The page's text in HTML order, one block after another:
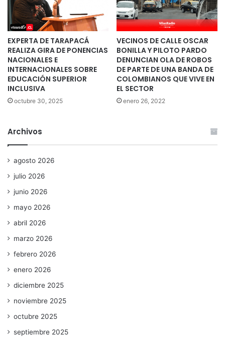
EXPERTA DE TARAPACÁ
REALIZA GIRA DE PONENCIAS
NACIONALES E
INTERNACIONALES SOBRE
EDUCACIÓN SUPERIOR
INCLUSIVA
octubre 30, 2025
VECINOS DE CALLE OSCAR
BONILLA Y PILOTO PARDO
DENUNCIAN OLA DE ROBOS
DE PARTE DE UNA BANDA DE
COLOMBIANOS QUE VIVE EN
EL SECTOR
enero 26, 2022
Archivos
agosto 2026
julio 2026
junio 2026
mayo 2026
abril 2026
marzo 2026
febrero 2026
enero 2026
diciembre 2025
noviembre 2025
octubre 2025
septiembre 2025